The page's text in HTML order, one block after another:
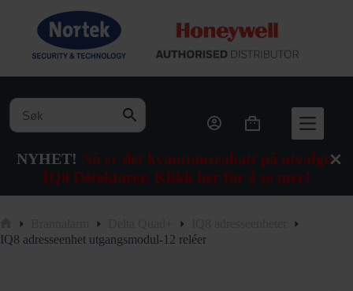
NYHET! Nå er det kvantumsrabatt på utvalgte
IQ8 Detektorer. Klikk her for å se mer!
innholdet
Handlekurv
Hjem
IQ8 adresseenhet utgangsmodul-12 reléer